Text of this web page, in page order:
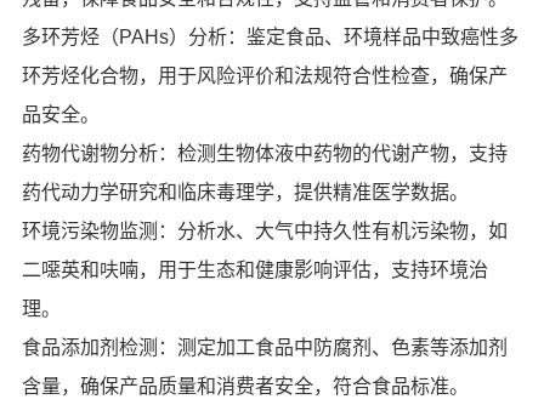
多环芳烃（PAHs）分析：鉴定食品、环境样品中致癌性多
环芳烃化合物，用于风险评价和法规符合性检查，确保产
品安全。
药物代谢物分析：检测生物体液中药物的代谢产物，支持
药代动力学研究和临床毒理学，提供精准医学数据。
环境污染物监测：分析水、大气中持久性有机污染物，如
二噁英和呋喃，用于生态和健康影响评估，支持环境治
理。
食品添加剂检测：测定加工食品中防腐剂、色素等添加剂
含量，确保产品质量和消费者安全，符合食品标准。